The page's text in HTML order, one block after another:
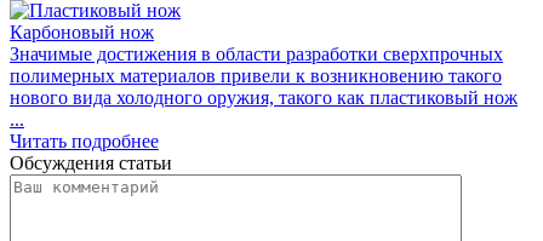
Карбоновый нож
Значимые достижения в области разработки сверхпрочных
полимерных материалов привели к возникновению такого
нового вида холодного оружия, такого как пластиковый нож
...
Читать подробнее
Обсуждения статьи